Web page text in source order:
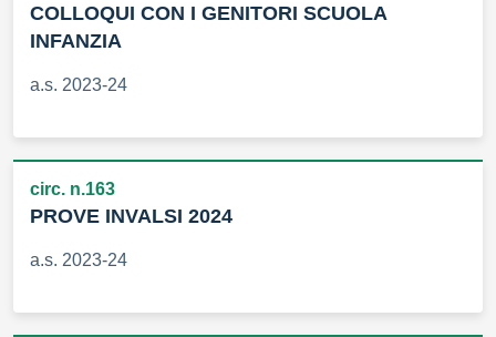
COLLOQUI CON I GENITORI SCUOLA
INFANZIA
a.s. 2023-24
circ. n.163
PROVE INVALSI 2024
a.s. 2023-24